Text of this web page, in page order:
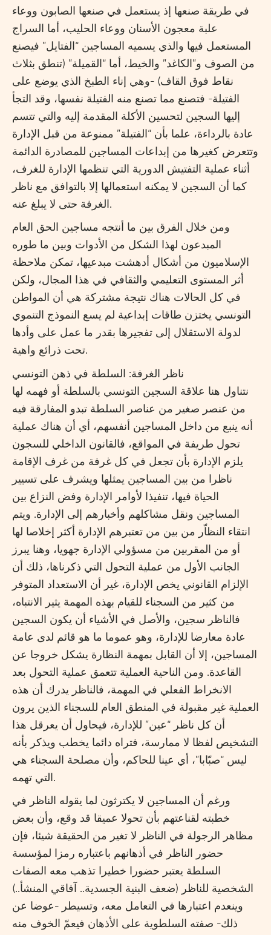
في طريقة صنعها إذ يستعمل في صنعها الصابون ووعاء
علبة معجون الأسنان ووعاء الحليب، أما السراج
المستعمل فيها والذي يسميه المساجين “الفتايل” فيصنع
من الصوف و”الكاغد” والخيط، أما “القميلة” (تنطق بثلاث
نقاط فوق القاف) -وهي إناء الطبخ الذي يوضع على
الفتيلة- فتصنع مما تصنع منه الفتيلة نفسها، وقد التجأ
إليها السجين لتحسين الأكلة المقدمة إليه والتي تتسم
عادة بالرداءة، علما بأن “الفتيلة” ممنوعة من قبل الإدارة
وتتعرض كغيرها من إبداعات المساجين للمصادرة الدائمة
أثناء عملية التفتيش الدورية التي تنظمها الإدارة للغرف،
كما أن السجين لا يمكنه استعمالها إلا بالتوافق مع ناظر
الغرفة حتى لا يبلغ عنه.
ومن خلال الفرق بين ما أنتجه مساجين الحق العام
المبدعون لهذا الشكل من الأدوات وبين ما طوره
الإسلاميون من أشكال أدهشت مبدعيها، تمكن ملاحظة
أثر المستوى التعليمي والثقافي في هذا المجال، ولكن
في كل الحالات هناك نتيجة مشتركة هي أن المواطن
التونسي يختزن طاقات إبداعية لم يسع النموذج التنموي
لدولة الاستقلال إلى تفجيرها بقدر ما عمل على وأدها
تحت ذرائع واهية.
ناظر الغرفة: السلطة في ذهن التونسي
نتناول هنا علاقة السجين التونسي بالسلطة أو فهمه لها
من عنصر صغير من عناصر السلطة تبدو المفارقة فيه
أنه ينبع من داخل المساجين أنفسهم، أي أن هناك عملية
تحول طريفة في المواقع، فالقانون الداخلي للسجون
يلزم الإدارة بأن تجعل في كل غرفة من غرف الإقامة
ناظرا من بين المساجين يمثلها ويشرف على تسيير
الحياة فيها، تنفيذا لأوامر الإدارة وفض النزاع بين
المساجين ونقل مشاكلهم وأخبارهم إلى الإدارة. ويتم
انتقاء النظاّر من بين من تعتبرهم الإدارة أكثر إخلاصا لها
أو من المقربين من مسؤولي الإدارة جهويا، وهنا يبرز
الجانب الأول من عملية التحول التي ذكرناها، ذلك أن
الإلزام القانوني يخص الإدارة، غير أن الاستعداد المتوفر
من كثير من السجناء للقيام بهذه المهمة يثير الانتباه،
فالناظر سجين، والأصل في الأشياء أن يكون السجين
عادة معارضا للإدارة، وهو عموما ما هو قائم لدى عامة
المساجين، إلا أن القابل بمهمة النظارة يشكل خروجا عن
القاعدة. ومن الناحية العملية تتعمق عملية التحول بعد
الانخراط الفعلي في المهمة، فالناظر يدرك أن هذه
العملية غير مقبولة في المنطق العام للسجناء الذين يرون
أن كل ناظر “عين” للإدارة، فيحاول أن يعرقل هذا
التشخيص لفظا لا ممارسة، فتراه دائما يخطب ويذكر بأنه
ليس “صبّابا”، أي عينا للحاكم، وأن مصلحة السجناء هي
التي تهمه.
ورغم أن المساجين لا يكترثون لما يقوله الناظر في
خطبته لقناعتهم بأن تحولا عميقا قد وقع، وأن بعض
مظاهر الرجولة في الناظر لا تغير من الحقيقة شيئا، فإن
حضور الناظر في أذهانهم باعتباره رمزا لمؤسسة
السلطة يعتبر حضورا خطيرا تذهب معه الصفات
الشخصية للناظر (ضعف البنية الجسدية.. آفاقي المنشأ..)
وينعدم اعتبارها في التعامل معه، وتسيطر -عوضا عن
ذلك- صفته السلطوية على الأذهان فيعمّ الخوف منه